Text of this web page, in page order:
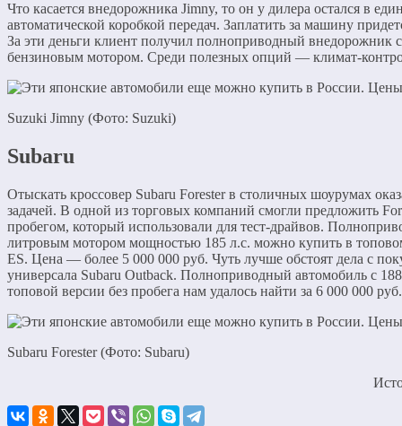
Что касается внедорожника Jimny, то он у дилера остался в
автоматической коробкой передач. Заплатить за машину
За эти деньги клиент получил полноприводный внедорожник
бензиновым мотором. Среди полезных опций — климат-
Suzuki Jimny (Фото: Suzuki)
Subaru
Отыскать кроссовер Subaru Forester в столичных шоурумах
задачей. В одной из торговых компаний смогли предложить
пробегом, который использовали для тест-драйвов.
литровым мотором мощностью 185 л.с. можно купить в
ES. Цена — более 5 000 000 руб. Чуть лучше обстоят дела с
универсала Subaru Outback. Полноприводный автомобиль с
топовой версии без пробега нам удалось найти за 6 000 000 руб.
Subaru Forester (Фото: Subaru)